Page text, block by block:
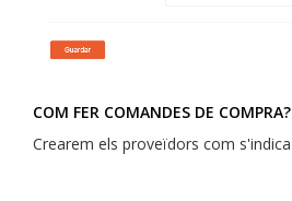
COM FER COMANDES DE COMPRA?
Crearem els proveïdors com s'indica